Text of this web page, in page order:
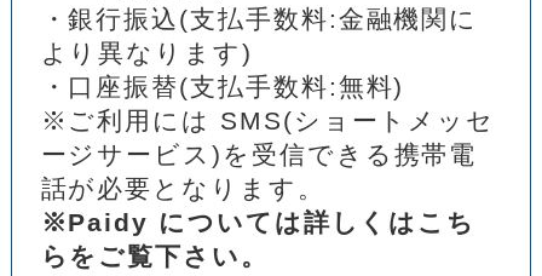
・銀行振込(支払手数料:金融機関に
より異なります)
・口座振替(支払手数料:無料)
※ご利用には SMS(ショートメッセ
ージサービス)を受信できる携帯電
話が必要となります。
※Paidy については詳しくはこち
らをご覧下さい。